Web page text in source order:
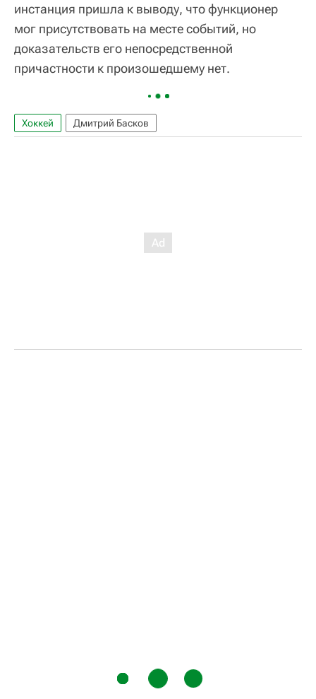
инстанция пришла к выводу, что функционер
мог присутствовать на месте событий, но
доказательств его непосредственной
причастности к произошедшему нет.
Хоккей Дмитрий Басков